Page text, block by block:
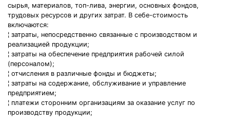
сырья, материалов, топ-лива, энергии, основных фондов,
трудовых ресурсов и других затрат. В себе-стоимость
включаются:
¦ затраты, непосредственно связанные с производством и
реализацией продукции;
¦ затраты на обеспечение предприятия рабочей силой
(персоналом);
¦ отчисления в различные фонды и бюджеты;
¦ затраты на содержание, обслуживание и управление
предприятием;
¦ платежи сторонним организациям за оказание услуг по
производству продукции;